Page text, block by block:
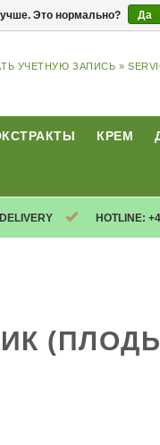
УЧЕТНУЮ ЗАПИСЬ »
КРЕМ
HOTLINE:
Это нормально? Да